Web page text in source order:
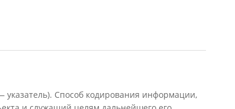
Способ кодирования информации,